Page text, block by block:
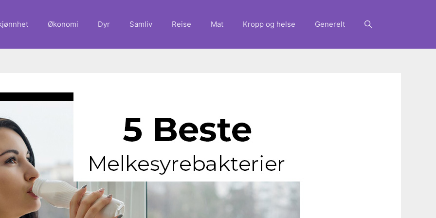
Økonomi Dyr Samliv Reise Mat Kropp og helse Generelt